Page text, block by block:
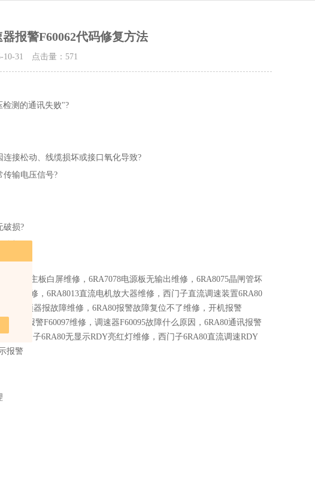
报警F60062代码修复方法
10-31 点击量： 571
检测的通讯失败"?
接松动、线缆损坏或接口氧化导致?
传输电压信号?
破损?
板?
主板白屏维修，6RA7078电源板无输出维修，6RA8075晶闸管坏
机维修，6RA8013直流电机放大器维修，西门子直流调速装置6RA80
机变频器报故障维修，6RA80报警故障复位不了维修，开机报警
频器报警F60097维修，调速器F60095故障什么原因，6RA80通讯报警
，西门子6RA80无显示RDY亮红灯维修，西门子6RA80直流调速RDY
报警